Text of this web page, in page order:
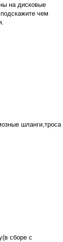
на дисковые
чем
шланги,троса
сборе с